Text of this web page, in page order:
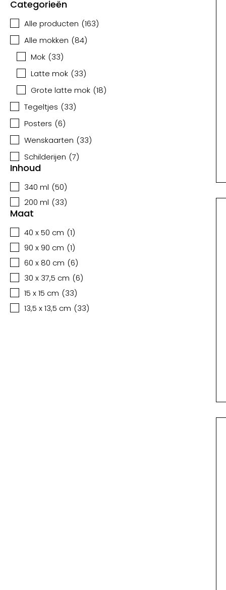
Categorieën
Alle producten (163)
Alle mokken (84)
Mok (33)
Latte mok (33)
Grote latte mok (18)
Tegeltjes (33)
Posters (6)
Wenskaarten (33)
Schilderijen (7)
Inhoud
340 ml (50)
200 ml (33)
Maat
40 x 50 cm (1)
90 x 90 cm (1)
60 x 80 cm (6)
30 x 37,5 cm (6)
15 x 15 cm (33)
13,5 x 13,5 cm (33)